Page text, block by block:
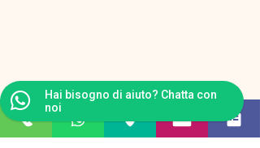
Hai bisogno di aiuto? Chatta con
noi